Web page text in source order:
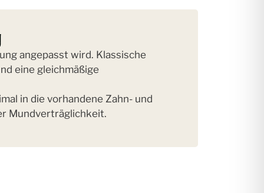
angepasst wird. Klassische
eine gleichmäßige
in die vorhandene Zahn- und
Mundverträglichkeit.